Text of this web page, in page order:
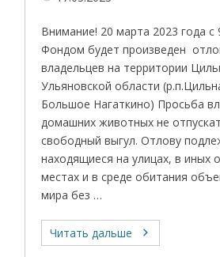
Внимание! 20 марта 2023 года
Фондом будет произведен
владельцев на территории
Ульяновской области
Большое Нагаткино) Просьба
домашних животных не
свободный выгул. Отлову
находящиеся на улицах, в иных
местах и в среде обитания
мира без …
Читать дальше